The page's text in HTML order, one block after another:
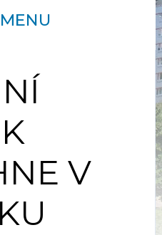
V
MENU